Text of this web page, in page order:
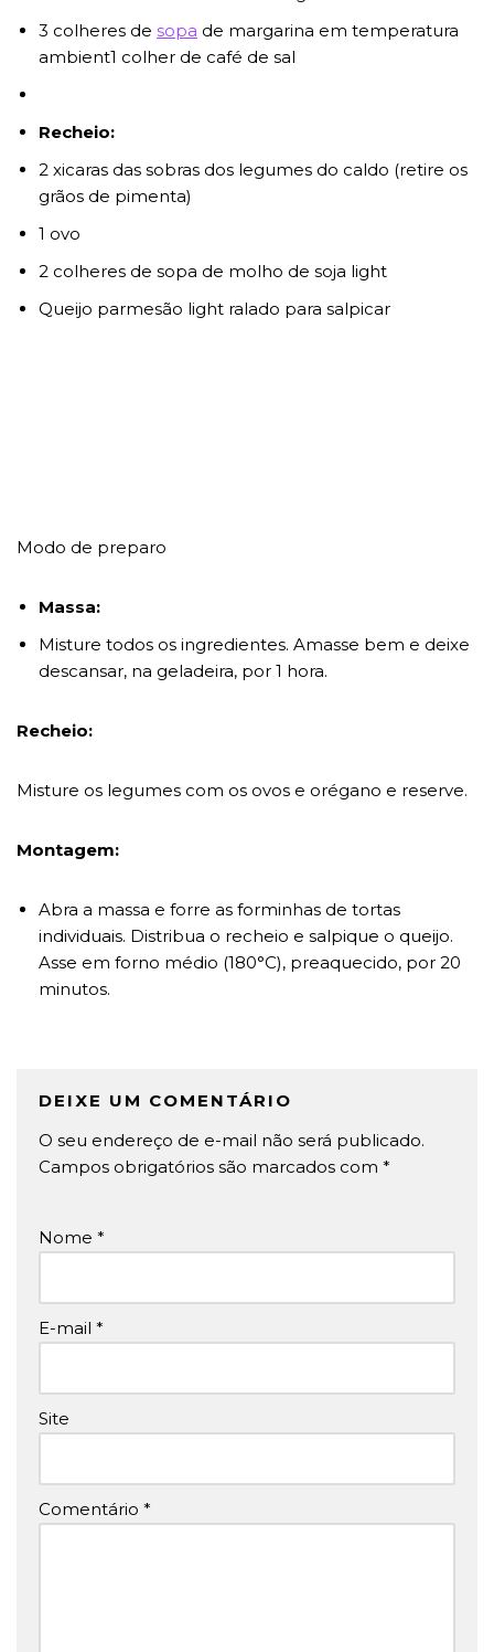
3 colheres de sopa de margarina em temperatura
ambient1 colher de café de sal
Recheio:
2 xicaras das sobras dos legumes do caldo (retire os
grãos de pimenta)
1 ovo
2 colheres de sopa de molho de soja light
Queijo parmesão light ralado para salpicar
Modo de preparo
Massa:
Misture todos os ingredientes. Amasse bem e deixe
descansar, na geladeira, por 1 hora.
Recheio:
Misture os legumes com os ovos e orégano e reserve.
Montagem:
Abra a massa e forre as forminhas de tortas
individuais. Distribua o recheio e salpique o queijo.
Asse em forno médio (180°C), preaquecido, por 20
minutos.
DEIXE UM COMENTÁRIO
O seu endereço de e-mail não será publicado.
Campos obrigatórios são marcados com *
Nome *
E-mail *
Site
Comentário *